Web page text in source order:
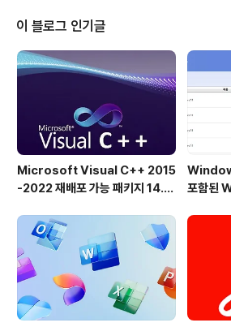
네트워크 트래픽, 성능 데이터, 디스크 여유 공간, 시스템
가동 시간, 이메일, RSS 피드, 날씨 예보 등의 온라인 데
터 스트림을 포함한 다양한 데이터 보기를 제공합니다
러한 모든 데이터를 손쉽게 확인할 수 있으므로 PC를
의 상태로 유지하는 데 필수적인 도구입니다. 시스템
이 블로그 인기글
Microsoft Visual C++ 2015
-2022 재배포 가능 패키지 14.5
포함된
출시